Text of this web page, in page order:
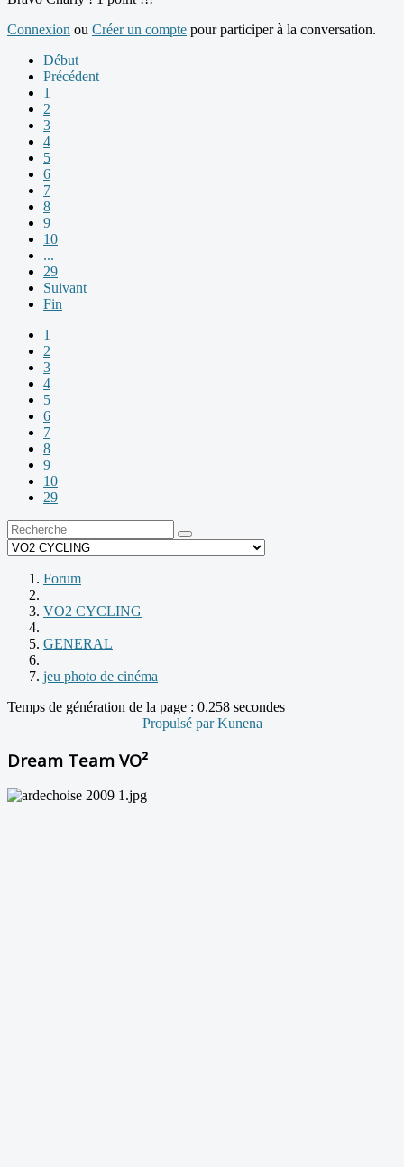
Connexion ou Créer un compte pour participer à la conversation.
Début
Précédent
1
2
3
4
5
6
7
8
9
10
...
29
Suivant
Fin
1
2
3
4
5
6
7
8
9
10
29
Forum
VO2 CYCLING
GENERAL
jeu photo de cinéma
Temps de génération de la page : 0.258 secondes
Propulsé parKunena
Dream Team VO²